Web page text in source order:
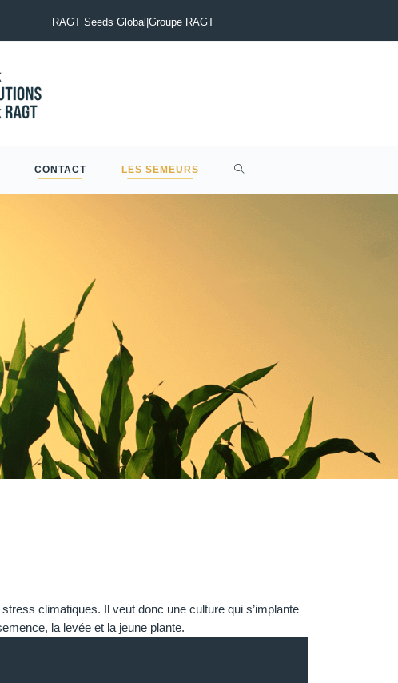
RAGT Seeds Global|Groupe RAGT
CONTACT LES SEMEURS
climatiques. Il veut donc une culture qui s’implante
la levée et la jeune plante.